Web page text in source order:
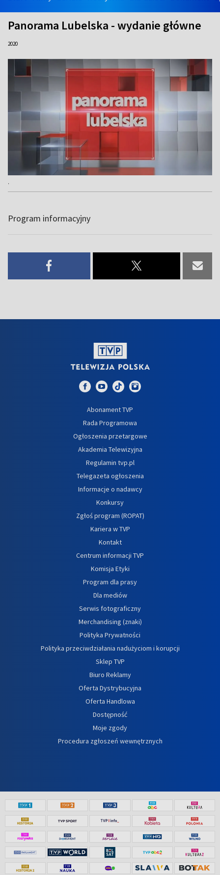
Panorama Lubelska - wydanie główne
2020
.
Program informacyjny
Abonament TVP
Rada Programowa
Ogłoszenia przetargowe
Akademia Telewizyjna
Regulamin tvp.pl
Telegazeta ogłoszenia
Informacje o nadawcy
Konkursy
Zgłoś program (ROPAT)
Kariera w TVP
Kontakt
Centrum informacji TVP
Komisja Etyki
Program dla prasy
Dla mediów
Serwis fotograficzny
Merchandising (znaki)
Polityka Prywatności
Polityka przeciwdziałania nadużyciom i korupcji
Sklep TVP
Biuro Reklamy
Oferta Dystrybucyjna
Oferta Handlowa
Dostępność
Moje zgody
Procedura zgłoszeń wewnętrznych